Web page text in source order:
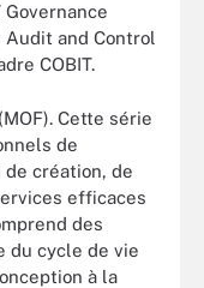
and Control
COBIT.
Cette série
de
création, de
efficaces
des
du cycle de vie
à la